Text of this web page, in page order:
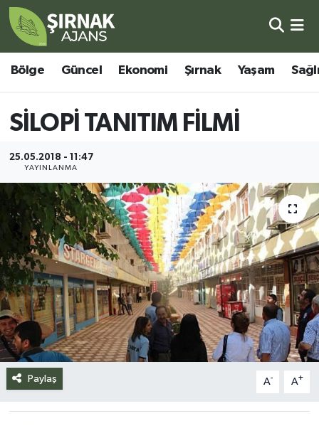
Bölge Güncel Ekonomi Şırnak Yaşam
SİLOPİ TANITIM FİLMİ
25.05.2018 - 11:47
YAYINLANMA
Paylaş A- A+
Bölge
Güncel
Ekonomi
Şırnak
Yaşam
Sağlık
Eğitim
Kültür - Sanat
Siyaset
Spor
Şırnak Nöbetçi Eczaneler
Şırnak Hava Durumu
Şirnak Namaz Vakitleri
Şırnak Trafik Yoğunluk Haritası
Süper Lig Puan Durumu ve Fikstür
Tüm Manşetler
Son Dakika Haberleri
Haber Arşivi